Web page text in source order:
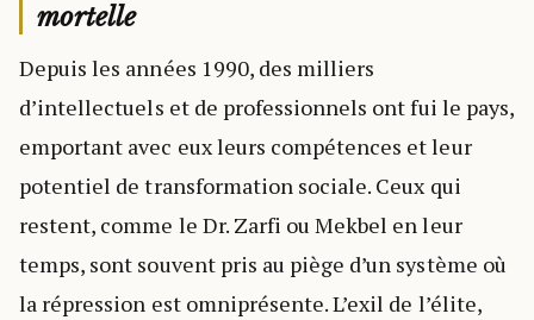
mortelle
Depuis les années 1990, des milliers
d’intellectuels et de professionnels ont fui le pays,
emportant avec eux leurs compétences et leur
potentiel de transformation sociale. Ceux qui
restent, comme le Dr. Zarfi ou Mekbel en leur
temps, sont souvent pris au piège d’un système où
la répression est omniprésente. L’exil de l’élite,